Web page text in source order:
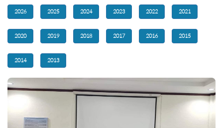
2026 2025 2024 2023 2022 2021
2020 2019 2018 2017 2016 2015
2014 2013